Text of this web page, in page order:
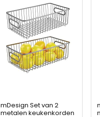
mDesign Set van 2
metalen keukenkorden